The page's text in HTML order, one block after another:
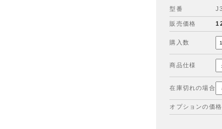
型番
販売価格
購入数
商品仕様
在庫切れの場合
オプションの価